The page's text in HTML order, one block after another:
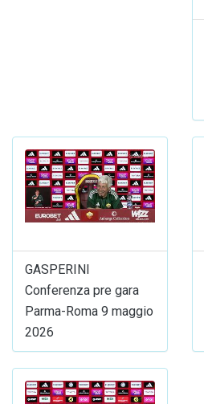
GASPERINI
Conferenza pre gara
Parma-Roma 9 maggio
2026